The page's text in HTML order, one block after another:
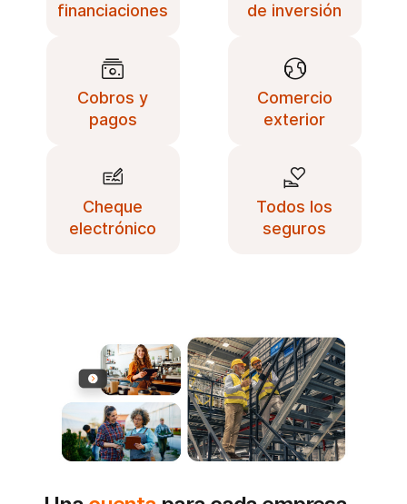
financiaciones
de inversión
Cobros y
pagos
Comercio
exterior
Cheque
electrónico
Todos los
seguros